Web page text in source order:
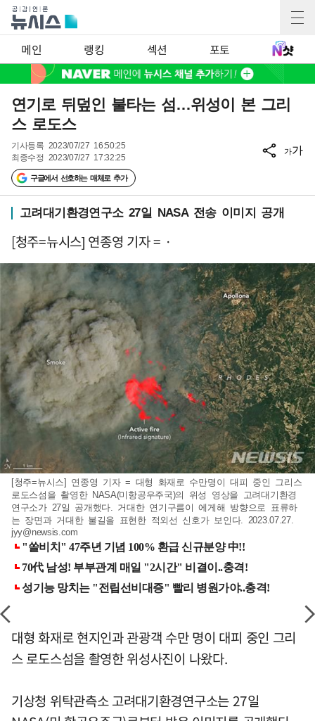
메인 랭킹 섹션 포토
연기로 뒤덮인 불타는 섬…위성이 본 그리
스 로도스
기사등록 2023/07/27 16:50:25
최종수정 2023/07/27 17:32:25
구글에서 선호하는 매체로 추가
가가
고려대기환경연구소 27일 NASA 전송 이미지 공개
[청주=뉴시스] 연종영 기자 = ·
[청주=뉴시스] 연종영 기자 = 대형 화재로 수만명이 대피 중인 그리스
로도스섬을 촬영한 NASA(미항공우주국)의 위성 영상을 고려대기환경
연구소가 27일 공개했다. 거대한 연기구름이 에게해 방향으로 표류하
는 장면과 거대한 불길을 표현한 적외선 신호가 보인다. 2023.07.27.
jyy@newsis.com
대형 화재로 현지인과 관광객 수만 명이 대피 중인 그리
스 로도스섬을 촬영한 위성사진이 나왔다.
기상청 위탁관측소 고려대기환경연구소는 27일